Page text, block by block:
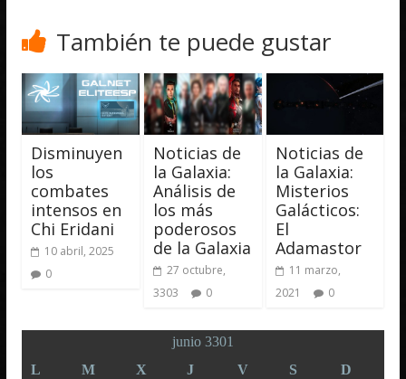
También te puede gustar
Disminuyen
los
combates
intensos en
Chi Eridani
10 abril, 2025
0
Noticias de
la Galaxia:
Análisis de
los más
poderosos
de la Galaxia
27 octubre,
3303
0
Noticias de
la Galaxia:
Misterios
Galácticos:
El
Adamastor
11 marzo,
2021
0
junio 3301
L
M X J V S D